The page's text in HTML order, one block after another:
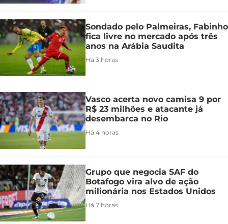
Sondado pelo Palmeiras, Fabinho
fica livre no mercado após três
anos na Arábia Saudita
Há 3 horas
Vasco acerta novo camisa 9 por
R$ 23 milhões e atacante já
desembarca no Rio
Há 4 horas
Grupo que negocia SAF do
Botafogo vira alvo de ação
milionária nos Estados Unidos
Há 7 horas